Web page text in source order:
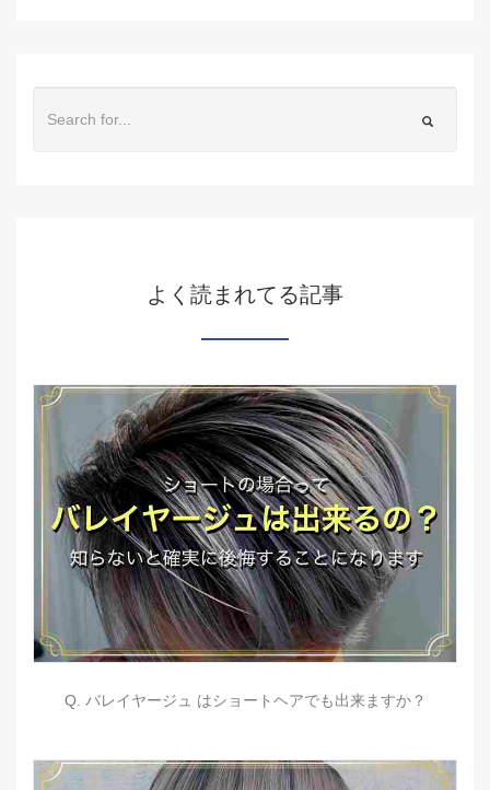
よく読まれてる記事
Q. バレイヤージュ はショートヘアでも出来ますか？